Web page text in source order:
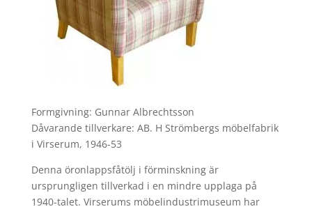
Formgivning: Gunnar Albrechtsson
Dåvarande tillverkare: AB. H Strömbergs möbelfabrik
i Virserum, 1946-53
Denna öronlappsfåtölj i förminskning är
ursprungligen tillverkad i en mindre upplaga på
1940-talet. Virserums möbelindustrimuseum har